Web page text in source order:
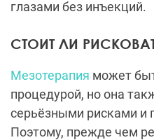
глазами без инъекций.
СТОИТ ЛИ
Мезотерапия может
процедурой, но она
серьёзными рисками
Поэтому, прежде чем